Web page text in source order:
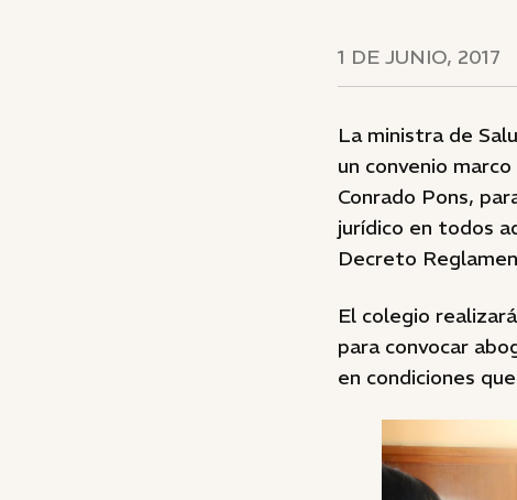
1 DE JUNIO, 2017
La ministra de
un convenio
Conrado Pons,
jurídico en todos
Decreto
El colegio
para convocar
en condiciones